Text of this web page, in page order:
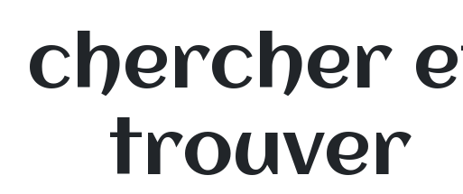
chercher
trouver